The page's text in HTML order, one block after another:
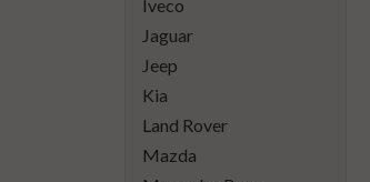
Iveco
Jaguar
Jeep
Kia
Land Rover
Mazda